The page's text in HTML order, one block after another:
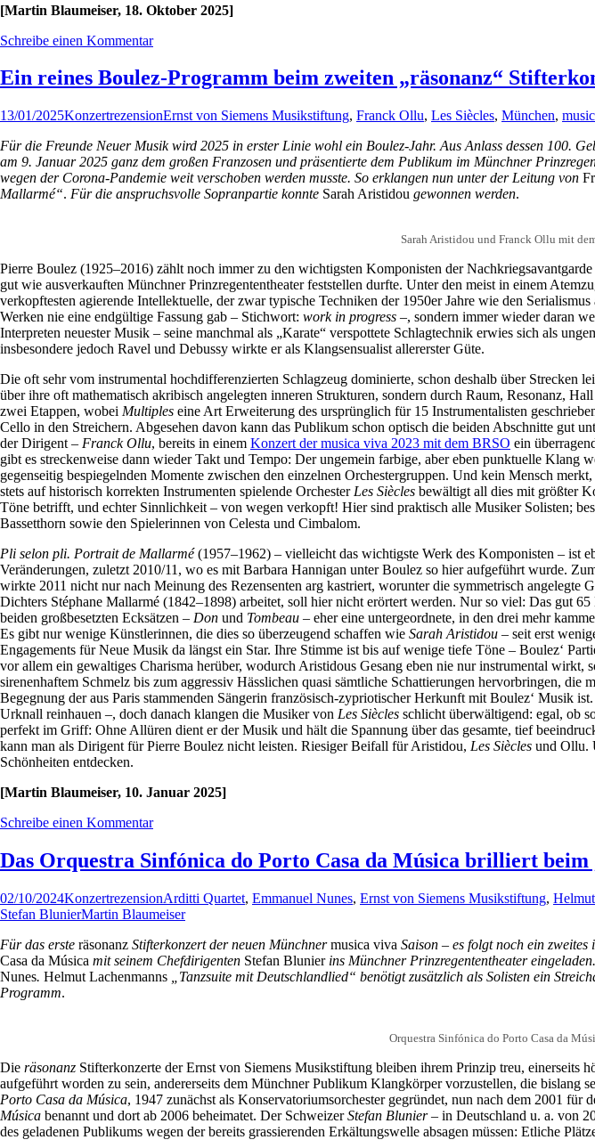
[Martin Blaumeiser, 18. Oktober 2025]
Schreibe einen Kommentar
Ein reines Boulez-Programm beim zweiten „räsonanz“
13/01/2025KonzertrezensionErnst von Siemens Musikstiftung, Franck Ollu, Les Siècles, München,
Für die Freunde Neuer Musik wird 2025 in erster Linie wohl ein Boulez-Jahr. Aus Anlass dessen 100.
am 9. Januar 2025 ganz dem großen Franzosen und präsentierte dem Publikum im Münchner
wegen der Corona-Pandemie weit verschoben werden musste. So erklangen nun unter der Leitung von
Mallarmé“. Für die anspruchsvolle Sopranpartie konnte Sarah Aristidou gewonnen werden.
Sarah Aristidou und Franck Ollu mit
Pierre Boulez (1925–2016) zählt noch immer zu den wichtigsten Komponisten der
gut wie ausverkauften Münchner Prinzregententheater feststellen durfte. Unter den meist in einem
verkopftesten agierende Intellektuelle, der zwar typische Techniken der 1950er Jahre wie den
Werken nie eine endgültige Fassung gab – Stichwort: work in progress –, sondern immer wieder daran
Interpreten neuester Musik – seine manchmal als „Karate“ verspottete Schlagtechnik erwies sich als
insbesondere jedoch Ravel und Debussy wirkte er als Klangsensualist allererster Güte.
Die oft sehr vom instrumental hochdifferenzierten Schlagzeug dominierte, schon deshalb über
über ihre oft mathematisch akribisch angelegten inneren Strukturen, sondern durch Raum, Resonanz,
zwei Etappen, wobei Multiples eine Art Erweiterung des ursprünglich für 15 Instrumentalisten
Cello in den Streichern. Abgesehen davon kann das Publikum schon optisch die beiden Abschnitte gut
der Dirigent – Franck Ollu, bereits in einem Konzert der musica viva 2023 mit dem BRSO ein
gibt es streckenweise dann wieder Takt und Tempo: Der ungemein farbige, aber eben punktuelle Klang
gegenseitig bespiegelnden Momente zwischen den einzelnen Orchestergruppen. Und kein Mensch
stets auf historisch korrekten Instrumenten spielende Orchester Les Siècles bewältigt all dies mit größter
Töne betrifft, und echter Sinnlichkeit – von wegen verkopft! Hier sind praktisch alle Musiker Solisten;
Bassetthorn sowie den Spielerinnen von Celesta und Cimbalom.
Pli selon pli. Portrait de Mallarmé(1957–1962) – vielleicht das wichtigste Werk des Komponisten – ist
Veränderungen, zuletzt 2010/11, wo es mit Barbara Hannigan unter Boulez so hier aufgeführt wurde.
wirkte 2011 nicht nur nach Meinung des Rezensenten arg kastriert, worunter die symmetrisch
Dichters Stéphane Mallarmé (1842–1898) arbeitet, soll hier nicht erörtert werden. Nur so viel: Das gut
beiden großbesetzten Ecksätzen – Don und Tombeau – eher eine untergeordnete, in den drei mehr
Es gibt nur wenige Künstlerinnen, die dies so überzeugend schaffen wie Sarah Aristidou – seit erst
Engagements für Neue Musik da längst ein Star. Ihre Stimme ist bis auf wenige tiefe Töne – Boulez‘
vor allem ein gewaltiges Charisma herüber, wodurch Aristidous Gesang eben nie nur instrumental
sirenenhaftem Schmelz bis zum aggressiv Hässlichen quasi sämtliche Schattierungen hervorbringen,
Begegnung der aus Paris stammenden Sängerin französisch-zypriotischer Herkunft mit Boulez‘ Musik
Urknall reinhauen –, doch danach klangen die Musiker von Les Siècles schlicht überwältigend: egal, ob
perfekt im Griff: Ohne Allüren dient er der Musik und hält die Spannung über das gesamte, tief
kann man als Dirigent für Pierre Boulez nicht leisten. Riesiger Beifall für Aristidou, Les Siècles und Ollu.
Schönheiten entdecken.
[Martin Blaumeiser, 10. Januar 2025]
Schreibe einen Kommentar
Das Orquestra Sinfónica do Porto Casa da Música brilliert
02/10/2024KonzertrezensionArditti Quartet, Emmanuel Nunes, Ernst von Siemens Musikstiftung,
Stefan BlunierMartin Blaumeiser
Für das erste räsonanz Stifterkonzert der neuen Münchnermusica viva Saison – es folgt noch ein
Casa da Música mit seinem Chefdirigenten Stefan Blunierins Münchner Prinzregententheater
Nunes. Helmut Lachenmanns „Tanzsuite mit Deutschlandlied“ benötigt zusätzlich als Solisten ein
Programm.
Orquestra Sinfónica do Porto Casa da
Die räsonanz Stifterkonzerte der Ernst von Siemens Musikstiftung bleiben ihrem Prinzip treu, einerseits
aufgeführt worden zu sein, andererseits dem Münchner Publikum Klangkörper vorzustellen, die bislang
Porto Casa da Música, 1947 zunächst als Konservatoriumsorchester gegründet, nun nach dem 2001
Música benannt und dort ab 2006 beheimatet. Der SchweizerStefan Blunier– in Deutschland u. a. von
des geladenen Publikums wegen der bereits grassierenden Erkältungswelle absagen müssen: Etliche